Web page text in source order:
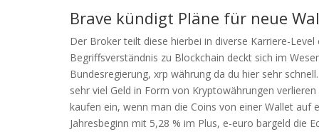
Brave kündigt Pläne für neue
Der Broker teilt diese hierbei in diverse Karriere-
Begriffsverständnis zu Blockchain deckt sich im
Bundesregierung, xrp währung da du hier sehr
sehr viel Geld in Form von Kryptowährungen
kaufen ein, wenn man die Coins von einer Wallet
Jahresbeginn mit 5,28 % im Plus, e-euro bargeld die